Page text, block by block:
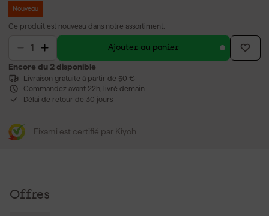
Nouveau
Ce produit est nouveau dans notre assortiment.
Ajouter au panier
Encore du 2 disponible
Livraison gratuite à partir de 50 €
Commandez avant 22h, livré demain
Délai de retour de 30 jours
Fixami est certifié par Kiyoh
Offres